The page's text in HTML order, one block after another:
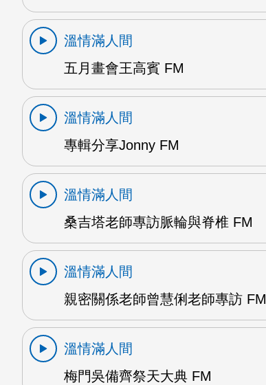
溫情滿人間
五月畫會王高賓 FM
溫情滿人間
專輯分享Jonny FM
溫情滿人間
桑吉塔老師專訪脈輪與脊椎 FM
溫情滿人間
親密關係老師曾慧俐老師專訪 FM
溫情滿人間
梅門吳備齊祭天大典 FM